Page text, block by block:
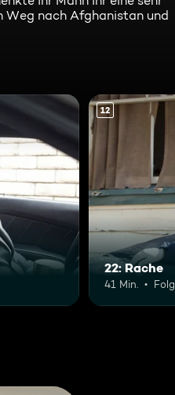
Weg nach Afghanistan und
12
22: Rache
41 Min.